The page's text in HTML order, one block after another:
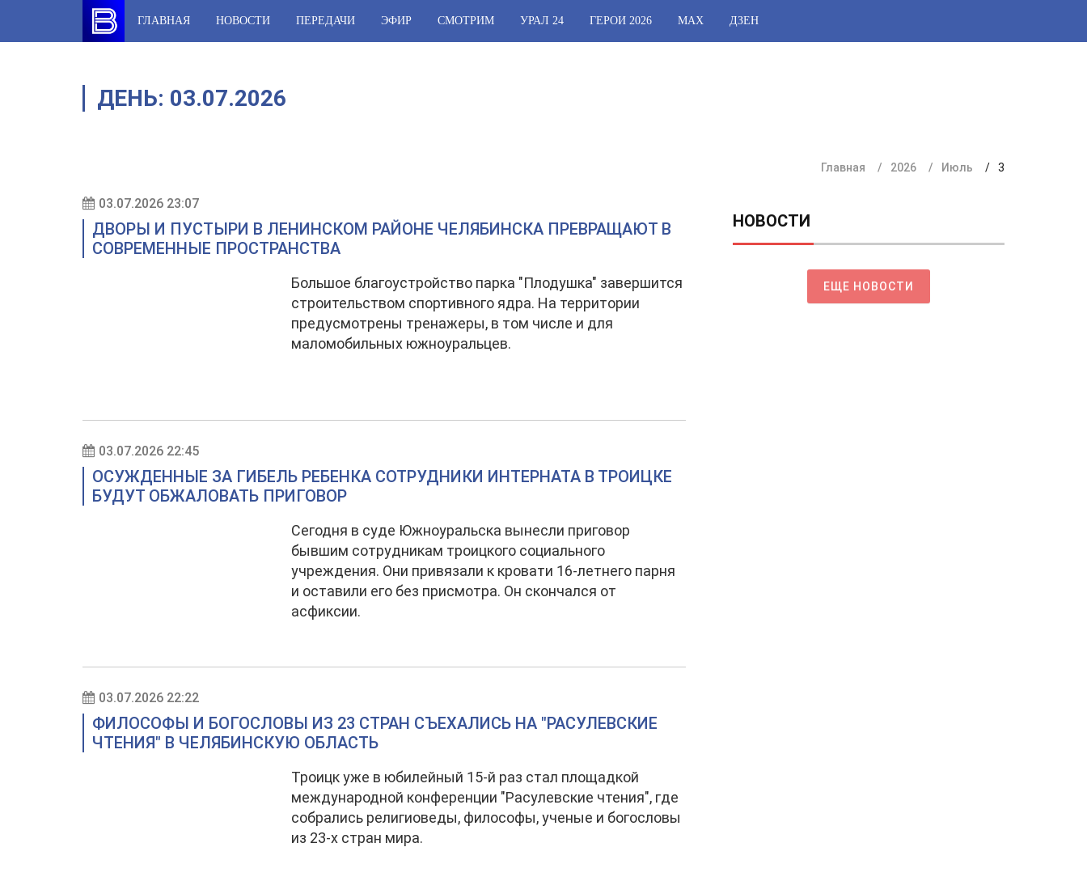
content
ГЛАВНАЯ НОВОСТИ ПЕРЕДАЧИ ЭФИР СМОТРИМ УРАЛ 24 ГЕРОИ 2026 МАХ ДЗЕН
ДЕНЬ: 03.07.2026
Главная 2026 Июль 3
03.07.2026 23:07
ДВОРЫ И ПУСТЫРИ В ЛЕНИНСКОМ РАЙОНЕ ЧЕЛЯБИНСКА ПРЕВРАЩАЮТ В
СОВРЕМЕННЫЕ ПРОСТРАНСТВА
Большое благоустройство парка "Плодушка" завершится
строительством спортивного ядра. На территории
предусмотрены тренажеры, в том числе и для
маломобильных южноуральцев.
03.07.2026 22:45
ОСУЖДЕННЫЕ ЗА ГИБЕЛЬ РЕБЕНКА СОТРУДНИКИ ИНТЕРНАТА В ТРОИЦКЕ
БУДУТ ОБЖАЛОВАТЬ ПРИГОВОР
Сегодня в суде Южноуральска вынесли приговор
бывшим сотрудникам троицкого социального
учреждения. Они привязали к кровати 16-летнего парня
и оставили его без присмотра. Он скончался от
асфиксии.
03.07.2026 22:22
ФИЛОСОФЫ И БОГОСЛОВЫ ИЗ 23 СТРАН СЪЕХАЛИСЬ НА "РАСУЛЕВСКИЕ
ЧТЕНИЯ" В ЧЕЛЯБИНСКУЮ ОБЛАСТЬ
Троицк уже в юбилейный 15-й раз стал площадкой
международной конференции "Расулевские чтения", где
собрались религиоведы, философы, ученые и богословы
из 23-х стран мира.
НОВОСТИ
ЕЩЕ НОВОСТИ